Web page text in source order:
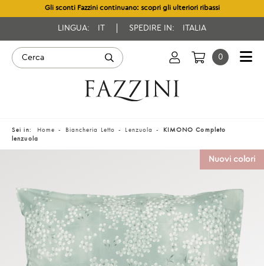
Gli sconti Fazzini continuano: scopri gli ulteriori ribassi
LINGUA: SPEDIRE IN: ITALIA
0
Sei in: Home Biancheria Letto Lenzuola
KIMONO Completo
lenzuola
Nuovi colori